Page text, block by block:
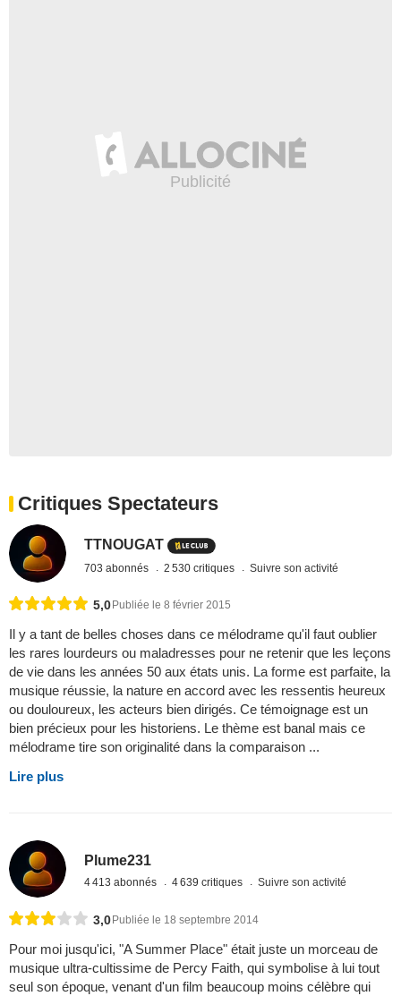
Critiques Spectateurs
TTNOUGAT
703 abonnés 2 530 critiques Suivre son activité
5,0Publiée le 8 février 2015
Il y a tant de belles choses dans ce mélodrame qu'il faut oublier
les rares lourdeurs ou maladresses pour ne retenir que les leçons
de vie dans les années 50 aux états unis. La forme est parfaite, la
musique réussie, la nature en accord avec les ressentis heureux
ou douloureux, les acteurs bien dirigés. Ce témoignage est un
bien précieux pour les historiens. Le thème est banal mais ce
mélodrame tire son originalité dans la comparaison ...
Lire plus
Plume231
4 413 abonnés 4 639 critiques Suivre son activité
3,0Publiée le 18 septembre 2014
Pour moi jusqu'ici, "A Summer Place" était juste un morceau de
musique ultra-cultissime de Percy Faith, qui symbolise à lui tout
seul son époque, venant d'un film beaucoup moins célèbre qui